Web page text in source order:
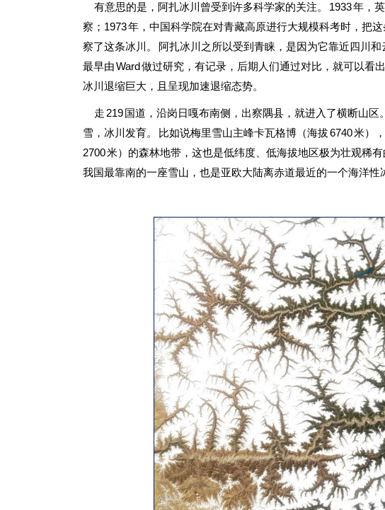
有意思的是，阿扎冰川曾受到许多科学家的关注。 1933 年，
察；1973 年，中国科学院在对青藏高原进行大规模科考时，把
察了这条冰川。 阿扎冰川之所以受到青睐，是因为它靠近四川
最早由 Ward 做过研究，有记录，后期人们通过对比，就可以看
冰川退缩巨大，且呈现加速退缩态势。
走 219 国道，沿岗日嘎布南侧，出察隅县，就进入了横断山区
雪，冰川发育。 比如说梅里雪山主峰卡瓦格博（海拔 6740 米
2700 米）的森林地带，这也是低纬度、低海拔地区极为壮观稀
我国最靠南的一座雪山，也是亚欧大陆离赤道最近的一个海洋性